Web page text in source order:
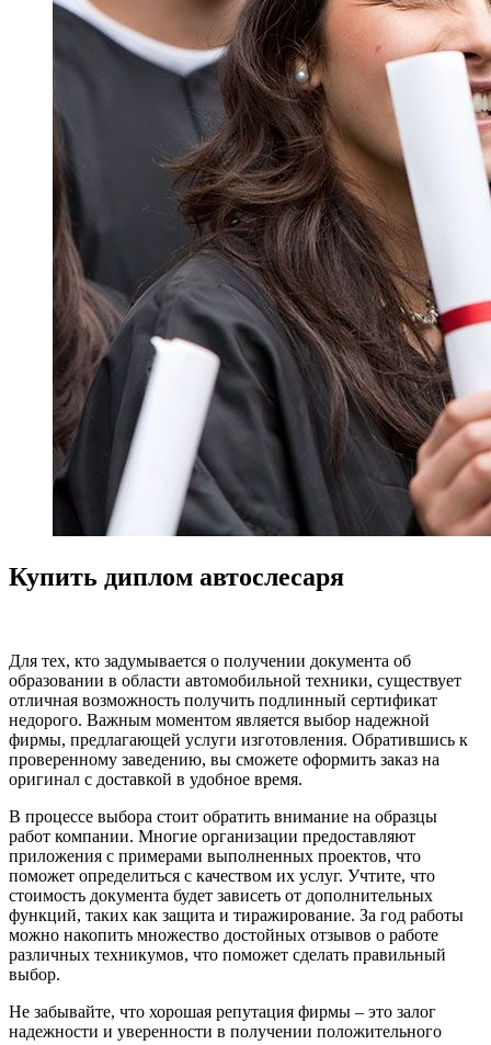
Купить диплом автослесаря
Для тех, кто задумывается о получении документа об
образовании в области автомобильной техники, существует
отличная возможность получить подлинный сертификат
недорого. Важным моментом является выбор надежной
фирмы, предлагающей услуги изготовления. Обратившись к
проверенному заведению, вы сможете оформить заказ на
оригинал с доставкой в удобное время.
В процессе выбора стоит обратить внимание на образцы
работ компании. Многие организации предоставляют
приложения с примерами выполненных проектов, что
поможет определиться с качеством их услуг. Учтите, что
стоимость документа будет зависеть от дополнительных
функций, таких как защита и тиражирование. За год работы
можно накопить множество достойных отзывов о работе
различных техникумов, что поможет сделать правильный
выбор.
Не забывайте, что хорошая репутация фирмы – это залог
надежности и уверенности в получении положительного